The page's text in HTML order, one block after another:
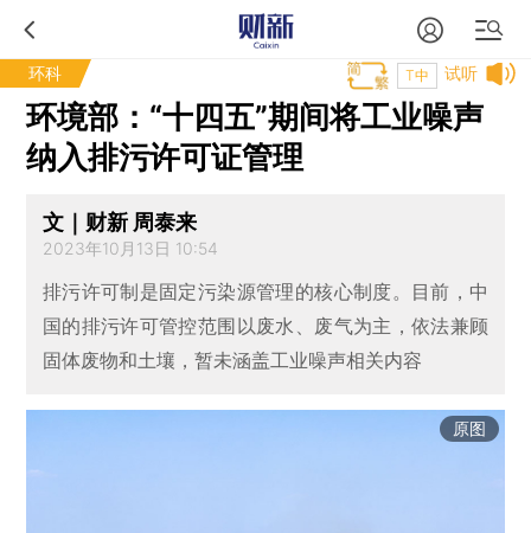
环科 试听
T中
环境部：“十四五”期间将工业噪声
纳入排污许可证管理
文｜财新 周泰来
2023年10月13日 10:54
排污许可制是固定污染源管理的核心制度。目前，中
国的排污许可管控范围以废水、废气为主，依法兼顾
固体废物和土壤，暂未涵盖工业噪声相关内容
原图